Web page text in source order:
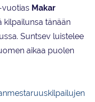
vuotias Makar
kilpailunsa tänään
Suntsev luistelee
aikaa puolen